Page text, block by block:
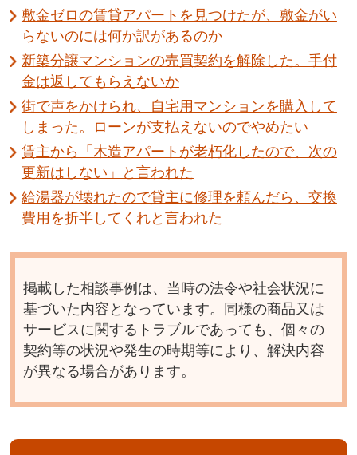
敷金ゼロの賃貸アパートを見つけたが、敷金がい
らないのには何か訳があるのか
新築分譲マンションの売買契約を解除した。手付
金は返してもらえないか
街で声をかけられ、自宅用マンションを購入して
しまった。ローンが支払えないのでやめたい
賃主から「木造アパートが老朽化したので、次の
更新はしない」と言われた
給湯器が壊れたので貸主に修理を頼んだら、交換
費用を折半してくれと言われた
掲載した相談事例は、当時の法令や社会状況に
基づいた内容となっています。同様の商品又は
サービスに関するトラブルであっても、個々の
契約等の状況や発生の時期等により、解決内容
が異なる場合があります。